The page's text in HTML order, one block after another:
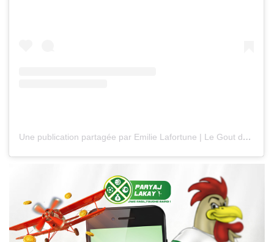
Une publication partagée par Emilie Lafortune | Le Gout de Ca (@emilie_cuizine)